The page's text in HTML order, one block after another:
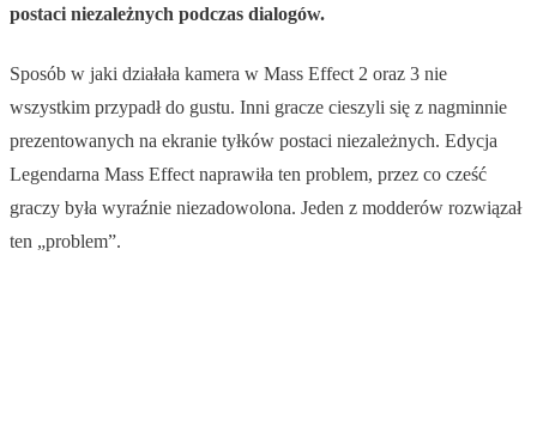
postaci niezależnych podczas dialogów.
Sposób w jaki działała kamera w Mass Effect 2 oraz 3 nie
wszystkim przypadł do gustu. Inni gracze cieszyli się z nagminnie
prezentowanych na ekranie tyłków postaci niezależnych. Edycja
Legendarna Mass Effect naprawiła ten problem, przez co cześć
graczy była wyraźnie niezadowolona. Jeden z modderów rozwiązał
ten „problem”.